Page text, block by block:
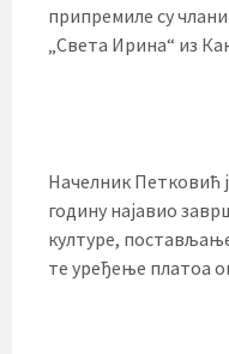
припремиле су
„Света Ирина“ из
Начелник Петковић
годину најавио
културе,
те уређење платоа